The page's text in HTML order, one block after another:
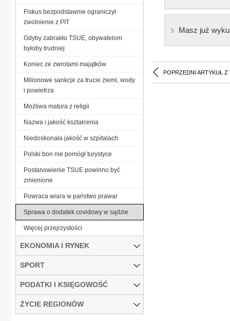
Masz już
POPRZEDNI ARTYKUŁ Z
Fiskus bezpodstawnie ograniczył
zwolnienie z PIT
Gdyby zabrakło TSUE, obywatelom
byłoby trudniej
Koniec ze zwrotami majątków
Milionowe sankcje za trucie ziemi, wody
i powietrza
Możliwa matura z religii
Nazwa i jakość kształcenia
Niedoskonała jakość w szpitalach
Polski bon nie pomógł turystyce
Postanowienie TSUE powinno być
zmienione
Powraca wiara w państwo prawar
Sprawa o dodatek covidowy w sądzie
Więcej przejrzystości
EKONOMIA I RYNEK
SPORT
PODATKI I KSIĘGOWOŚĆ
ŻYCIE REGIONÓW